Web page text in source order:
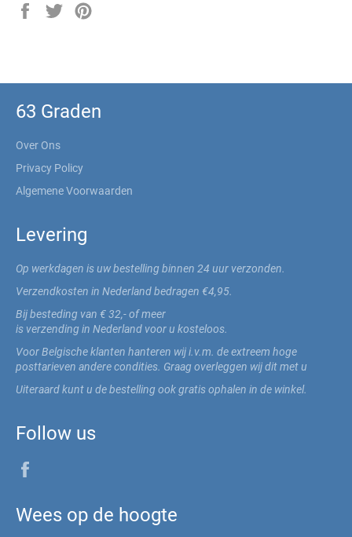
Delen
Twitteren
63 Graden
Over Ons
Privacy Policy
Algemene Voorwaarden
Levering
Op werkdagen is uw bestelling binnen 24 uur verzonden.
Verzendkosten in Nederland bedragen €4,95.
Bij besteding van € 32,- of meer
is verzending in Nederland voor u kosteloos.
Voor Belgische klanten hanteren wij i.v.m. de extreem hoge
posttarieven andere condities. Graag overleggen wij dit met u
Uiteraard kunt u de bestelling ook gratis ophalen in de winkel.
Follow us
Wees op de hoogte